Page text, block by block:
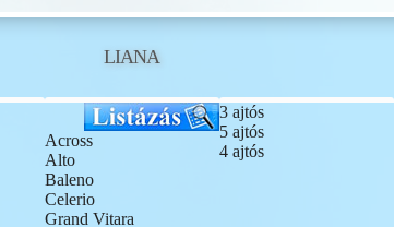
LIANA
Across
Alto
Baleno
Celerio
Grand Vitara
3 ajtós
5 ajtós
4 ajtós